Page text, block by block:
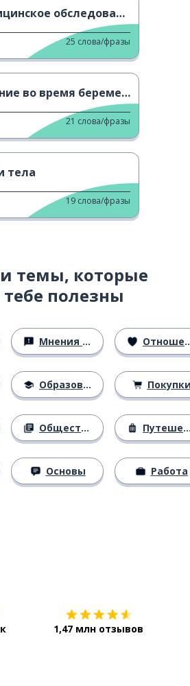
обследование
25 слова/фразы
во время беременности
21 слова/фразы
тела
19 слова/фразы
темы, которые
тебе полезны
Мнения и убеждения
Образование
Общество
Основы
Отношения
Путешествия
Работа
1,47 млн отзывов